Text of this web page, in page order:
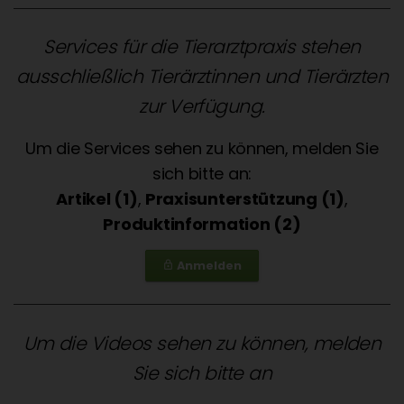
Services für die Tierarztpraxis stehen
ausschließlich Tierärztinnen und Tierärzten
zur Verfügung.
Um die Services sehen zu können, melden Sie
sich bitte an:
Artikel (1), Praxisunterstützung (1),
Produktinformation (2)
lock_outline Anmelden
Um die Videos sehen zu können, melden
Sie sich bitte an